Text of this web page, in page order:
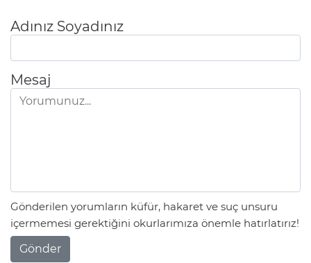
Adınız Soyadınız
Mesaj
Gönderilen yorumların küfür, hakaret ve suç unsuru
içermemesi gerektiğini okurlarımıza önemle hatırlatırız!
Gönder